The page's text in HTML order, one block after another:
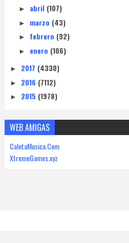
► abril (107)
► marzo (43)
► febrero (92)
► enero (106)
► 2017 (4330)
► 2016 (7112)
► 2015 (1978)
WEB AMIGAS
CaletaMusica.Com
XtremeGames.xyz